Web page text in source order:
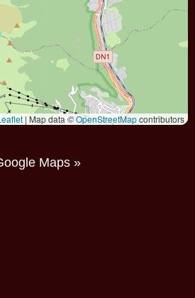
| Map data ©OpenStreetMapcontributors
Maps »